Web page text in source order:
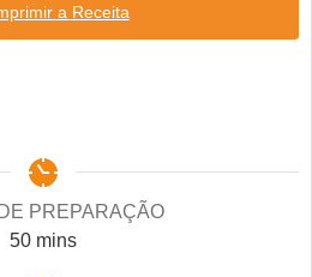
a Receita
PREPARAÇÃO
50minutes
mins